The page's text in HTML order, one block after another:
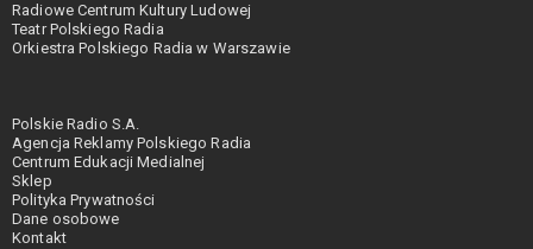
Radiowe Centrum Kultury Ludowej
Teatr Polskiego Radia
Orkiestra Polskiego Radia w Warszawie
Polskie Radio S.A.
Agencja Reklamy Polskiego Radia
Centrum Edukacji Medialnej
Sklep
Polityka Prywatności
Dane osobowe
Kontakt